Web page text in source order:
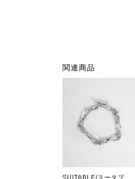
関連商品